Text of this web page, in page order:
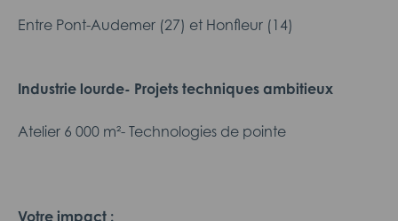
Entre Pont-Audemer (27) et Honfleur (14)
Industrie lourde- Projets techniques ambitieux
Atelier 6 000 m²- Technologies de pointe
Votre impact :